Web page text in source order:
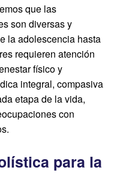
que las
son diversas y
la adolescencia hasta
requieren atención
físico y
integral, compasiva
etapa de la vida,
con
para la